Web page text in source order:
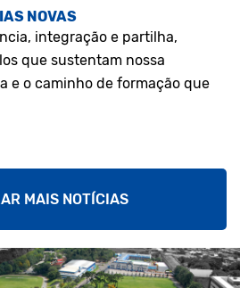
NOVAS
integração e partilha,
que sustentam nossa
e o caminho de formação que
MAIS NOTÍCIAS